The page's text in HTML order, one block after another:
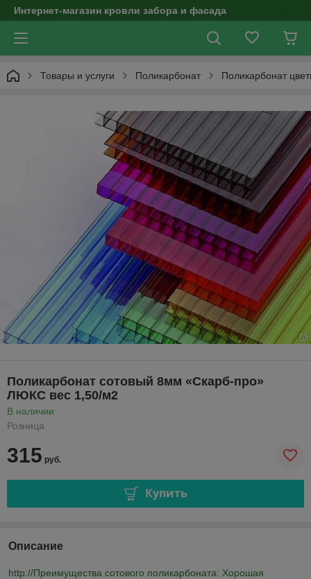
Интернет-магазин кровли забора и фасада
Товары и услуги Поликарбонат Поликарбонат
Поликарбонат сотовый 8мм «Скарб-про»
ЛЮКС вес 1,50/м2
В наличии
Розница
315 руб.
Купить
Описание
http://Преимущества сотового поликарбоната: Хорошая